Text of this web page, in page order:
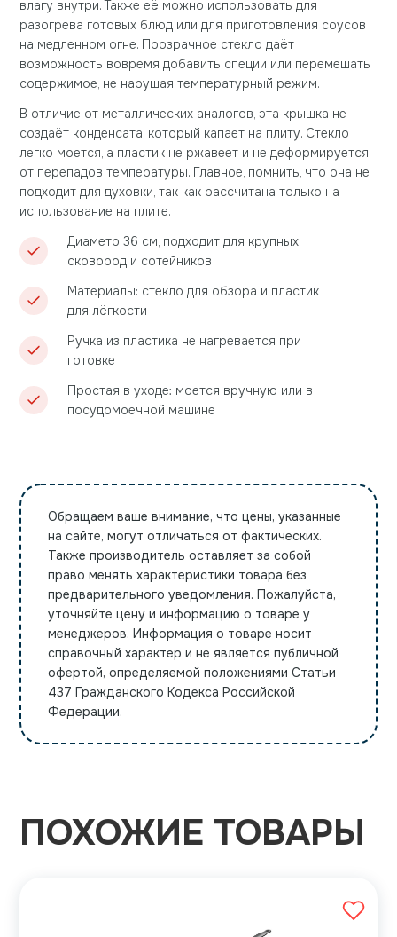
влагу внутри. Также её можно использовать для
разогрева готовых блюд или для приготовления соусов
на медленном огне. Прозрачное стекло даёт
возможность вовремя добавить специи или перемешать
содержимое, не нарушая температурный режим.
В отличие от металлических аналогов, эта крышка не
создаёт конденсата, который капает на плиту. Стекло
легко моется, а пластик не ржавеет и не деформируется
от перепадов температуры. Главное, помнить, что она не
подходит для духовки, так как рассчитана только на
использование на плите.
Диаметр 36 см, подходит для крупных
сковород и сотейников
Материалы: стекло для обзора и пластик
для лёгкости
Ручка из пластика не нагревается при
готовке
Простая в уходе: моется вручную или в
посудомоечной машине
Обращаем ваше внимание, что цены, указанные
на сайте, могут отличаться от фактических.
Также производитель оставляет за собой
право менять характеристики товара без
предварительного уведомления. Пожалуйста,
уточняйте цену и информацию о товаре у
менеджеров. Информация о товаре носит
справочный характер и не является публичной
офертой, определяемой положениями Статьи
437 Гражданского Кодекса Российской
Федерации.
ПОХОЖИЕ ТОВАРЫ